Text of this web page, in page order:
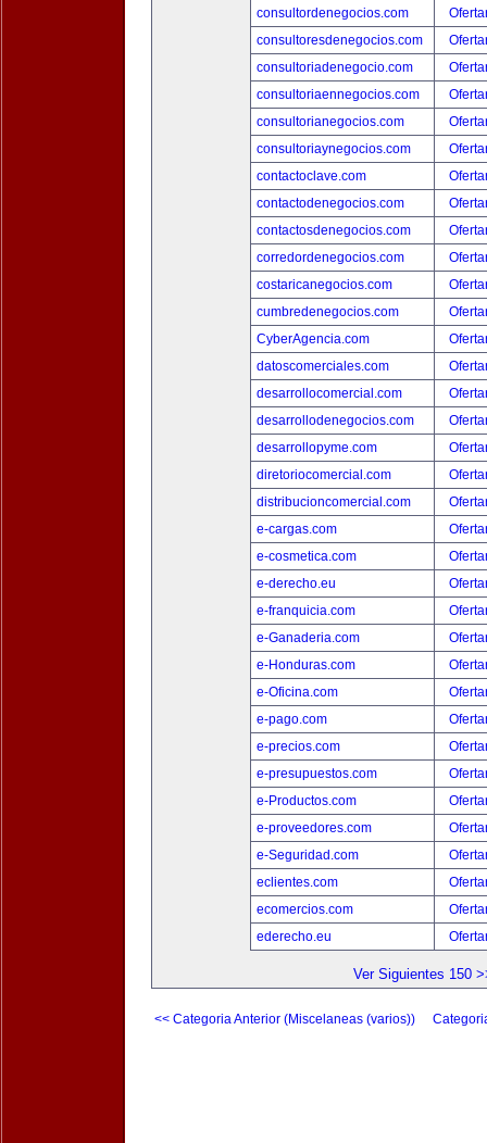
consultordenegocios.com
consultoresdenegocios.com
consultoriadenegocio.com
consultoriaennegocios.com
consultorianegocios.com
consultoriaynegocios.com
contactoclave.com
contactodenegocios.com
contactosdenegocios.com
corredordenegocios.com
costaricanegocios.com
cumbredenegocios.com
CyberAgencia.com
datoscomerciales.com
desarrollocomercial.com
desarrollodenegocios.com
desarrollopyme.com
diretoriocomercial.com
distribucioncomercial.com
e-cargas.com
e-cosmetica.com
e-derecho.eu
e-franquicia.com
e-Ganaderia.com
e-Honduras.com
e-Oficina.com
e-pago.com
e-precios.com
e-presupuestos.com
e-Productos.com
e-proveedores.com
e-Seguridad.com
eclientes.com
ecomercios.com
ederecho.eu
Ver Siguientes 150
<< Categoria Anterior (Miscelaneas (varios))